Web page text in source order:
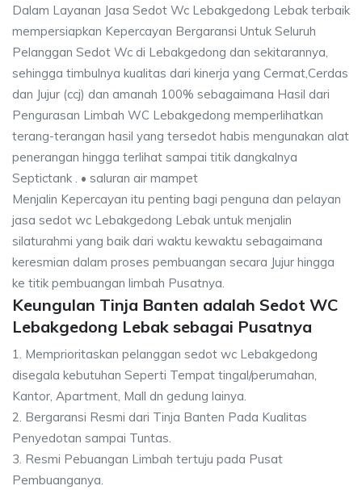
Dalam Layanan Jasa Sedot Wc Lebakgedong Lebak terbaik
mempersiapkan Kepercayan Bergaransi Untuk Seluruh
Pelanggan Sedot Wc di Lebakgedong dan sekitarannya,
sehingga timbulnya kualitas dari kinerja yang Cermat,Cerdas
dan Jujur (ccj) dan amanah 100% sebagaimana Hasil dari
Pengurasan Limbah WC Lebakgedong memperlihatkan
terang-terangan hasil yang tersedot habis mengunakan alat
penerangan hingga terlihat sampai titik dangkalnya
Septictank . • saluran air mampet
Menjalin Kepercayan itu penting bagi penguna dan pelayan
jasa sedot wc Lebakgedong Lebak untuk menjalin
silaturahmi yang baik dari waktu kewaktu sebagaimana
keresmian dalam proses pembuangan secara Jujur hingga
ke titik pembuangan limbah Pusatnya.
Keungulan Tinja Banten adalah Sedot WC
Lebakgedong Lebak sebagai Pusatnya
1. Memprioritaskan pelanggan sedot wc Lebakgedong
disegala kebutuhan Seperti Tempat tingal/perumahan,
Kantor, Apartment, Mall dn gedung lainya.
2. Bergaransi Resmi dari Tinja Banten Pada Kualitas
Penyedotan sampai Tuntas.
3. Resmi Pebuangan Limbah tertuju pada Pusat
Pembuanganya.